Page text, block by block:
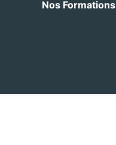
Nos Formations